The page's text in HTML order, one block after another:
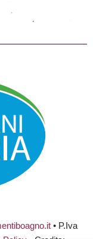
• P.Iva